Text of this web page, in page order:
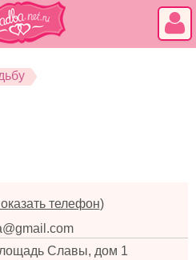
телефон)
Славы, дом 1